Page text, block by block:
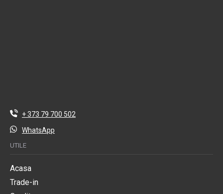
+ 373 79 700 502
WhatsApp
UTILE
Acasa
Trade-in